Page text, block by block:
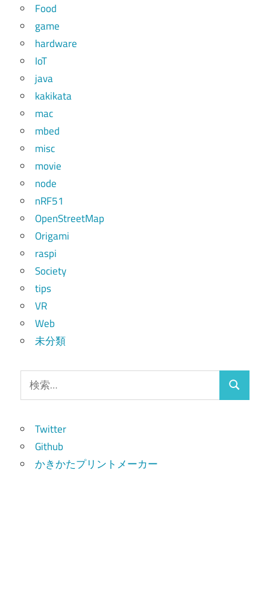
Food
game
hardware
IoT
java
kakikata
mac
mbed
misc
movie
node
nRF51
OpenStreetMap
Origami
raspi
Society
tips
VR
Web
未分類
索:
検
Twitter
Github
かきかたプリントメーカー